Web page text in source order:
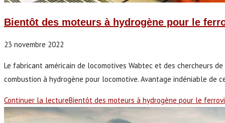
Bientôt des moteurs à hydrogène pour le
23 novembre 2022
Le fabricant américain de locomotives Wabtec et des chercheurs
combustion à hydrogène pour locomotive. Avantage indéniable
Continuer la lectureBientôt des moteurs à hydrogène pour le